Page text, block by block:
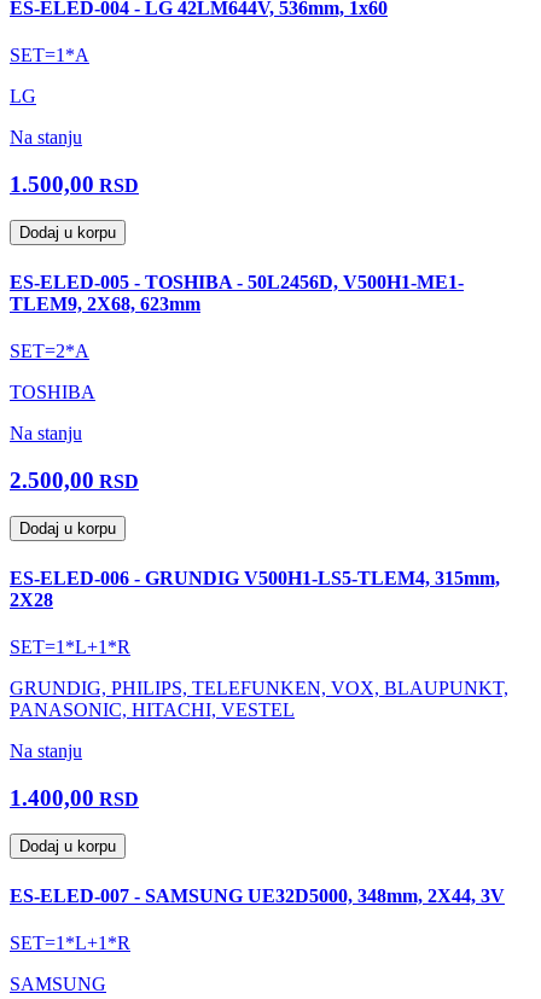
ES-ELED-004 - LG 42LM644V, 536mm, 1x60
SET=1*A
LG
Na stanju
1.500,00 RSD
Dodaj u korpu
ES-ELED-005 - TOSHIBA - 50L2456D, V500H1-ME1-
TLEM9, 2X68, 623mm
SET=2*A
TOSHIBA
Na stanju
2.500,00 RSD
Dodaj u korpu
ES-ELED-006 - GRUNDIG V500H1-LS5-TLEM4, 315mm,
2X28
SET=1*L+1*R
GRUNDIG, PHILIPS, TELEFUNKEN, VOX, BLAUPUNKT,
PANASONIC, HITACHI, VESTEL
Na stanju
1.400,00 RSD
Dodaj u korpu
ES-ELED-007 - SAMSUNG UE32D5000, 348mm, 2X44, 3V
SET=1*L+1*R
SAMSUNG